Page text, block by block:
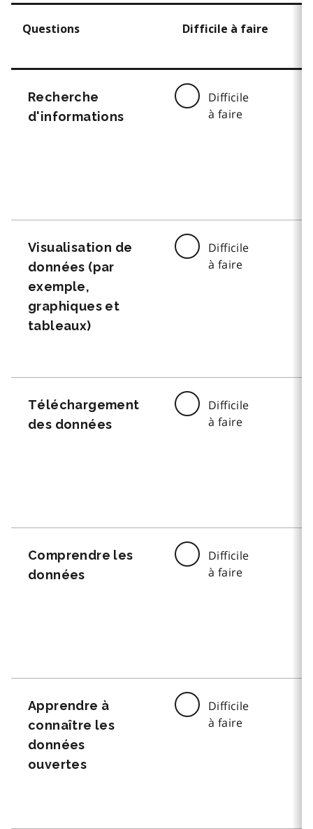
Questions Difficile à faire
Recherche
d'informations
Difficile
à faire
Visualisation de
données (par
exemple,
graphiques et
tableaux)
Difficile
à faire
Téléchargement
des données
Difficile
à faire
Comprendre les
données
Difficile
à faire
Apprendre à
connaître les
données
ouvertes
Difficile
à faire